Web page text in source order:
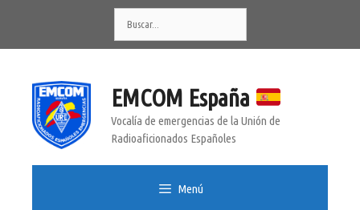
contenido
EMCOM España
Vocalía de emergencias de la Unión de
Radioaficionados Españoles
Menú